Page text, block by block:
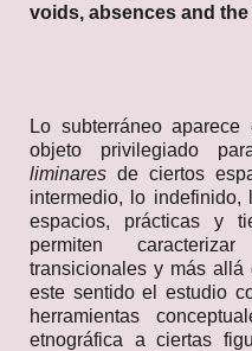
voids, absences and
Lo subterráneo
objeto privilegiado
liminares de ciertos
intermedio, lo indefinido,
espacios, prácticas y
permiten
transicionales y más
este sentido el estudio
herramientas
etnográfica a ciertas